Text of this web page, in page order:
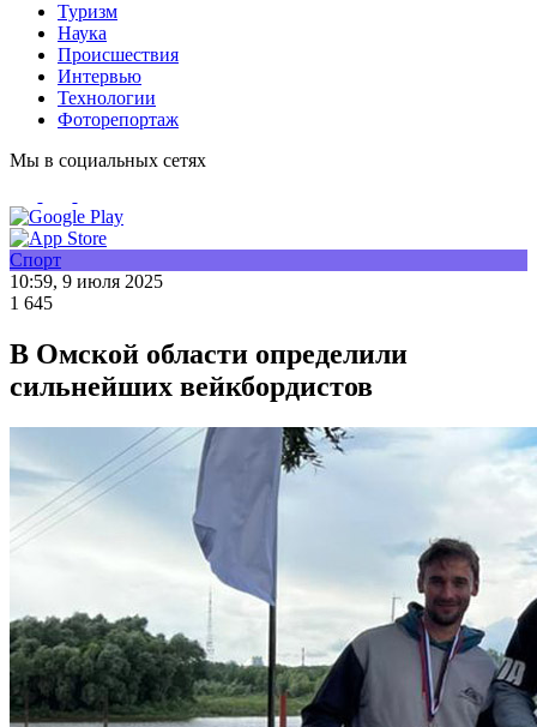
Туризм
Наука
Происшествия
Интервью
Технологии
Фоторепортаж
Мы в социальных сетях
Спорт
10:59, 9 июля 2025
1 645
В Омской области определили
сильнейших вейкбордистов